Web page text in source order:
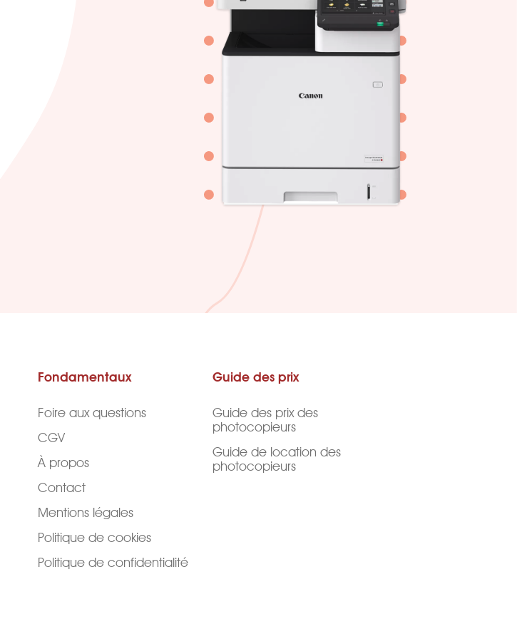
Fondamentaux
Foire aux questions
CGV
À propos
Contact
Mentions légales
Politique de cookies
Politique de confidentialité
Guide des prix
Guide des prix des
photocopieurs
Guide de location des
photocopieurs